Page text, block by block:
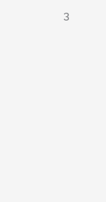
3